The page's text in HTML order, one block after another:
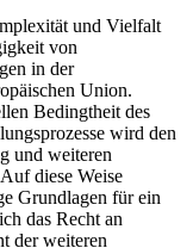
und Vielfalt
von
in der
Union.
Bedingtheit des
wird den
und weiteren
diese Weise
Grundlagen für ein
das Recht an
der weiteren